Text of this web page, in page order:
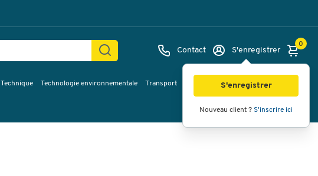
Contact S'enregistrer
S'enregistrer
Nouveau client ? S'inscrire ici
0
Technique Technologie environnementale Transport Services & planification Inspiration
Images Vidéos Vue à 360